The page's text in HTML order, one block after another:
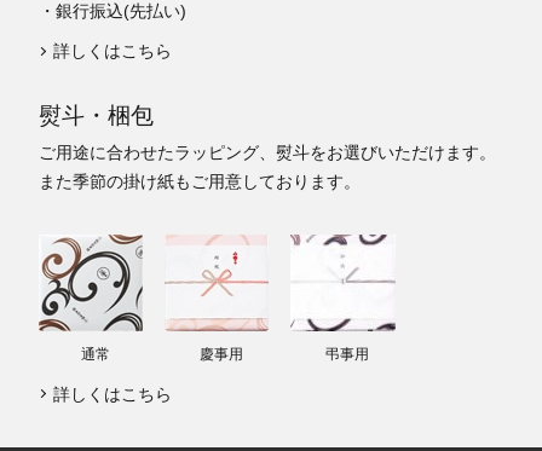
・銀行振込(先払い)
詳しくはこちら
熨斗・梱包
ご用途に合わせたラッピング、熨斗をお選びいただけます。
また季節の掛け紙もご用意しております。
通常 慶事用 弔事用
詳しくはこちら